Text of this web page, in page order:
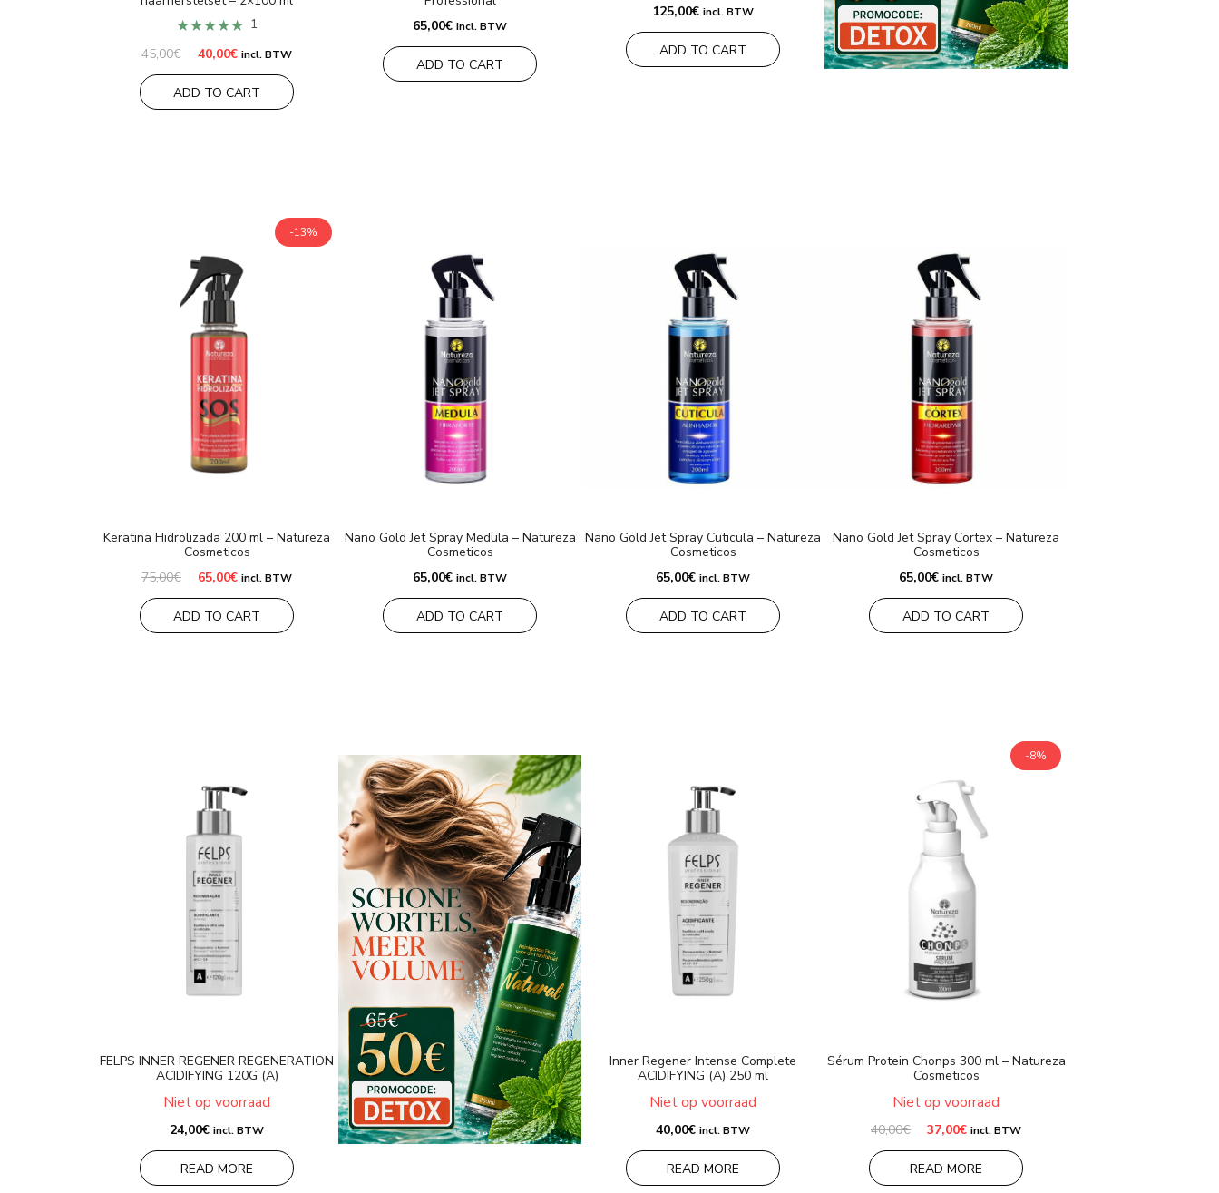
★★★★★ 1
45,00€ Oorspronkelijke
was:
45,00€.
40,00€Huidige
is:
40,00€.
incl. BTW
ADD TO CART
65,00€ incl. BTW
ADD TO CART
125,00€ incl. BTW
ADD TO CART
-13%
Keratina Hidrolizada 200 ml – Natureza
Cosmeticos
75,00€ Oorspronkelijke
was:
75,00€.
65,00€Huidige
is:
65,00€.
incl. BTW
ADD TO CART
Nano Gold Jet Spray Medula – Natureza
Cosmeticos
65,00€ incl. BTW
ADD TO CART
Nano Gold Jet Spray Cuticula – Natureza
Cosmeticos
65,00€ incl. BTW
ADD TO CART
Nano Gold Jet Spray Cortex – Natureza
Cosmeticos
65,00€ incl. BTW
ADD TO CART
FELPS INNER REGENER REGENERATION
ACIDIFYING 120G (A)
Niet op voorraad
24,00€ incl. BTW
READ MORE
Inner Regener Intense Complete
ACIDIFYING (A) 250 ml
Niet op voorraad
40,00€ incl. BTW
READ MORE
-8%
Sérum Protein Chonps 300 ml – Natureza
Cosmeticos
Niet op voorraad
40,00€ Oorspronkelijke
was:
40,00€.
37,00€Huidige
is:
37,00€.
incl. BTW
READ MORE